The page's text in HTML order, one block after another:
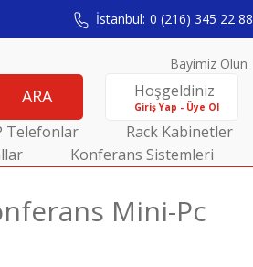
İstanbul: 0 (216) 345 22 88
Bayimiz Olun
ARA Hoşgeldiniz
Giriş Yap - Üye Ol
Telefonlar Rack Kabinetler
Konferans Sistemleri
Mini-Pc